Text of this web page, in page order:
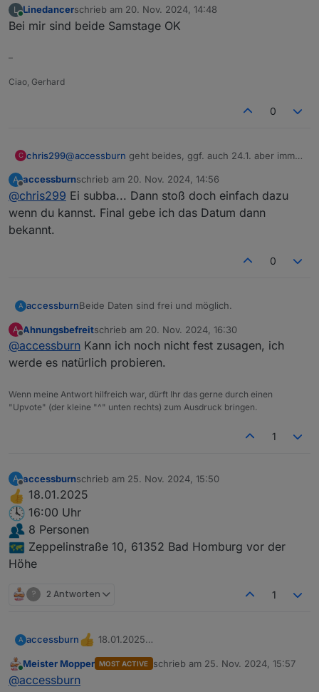
L
Online
Linedancerschrieb am 20. Nov. 2024, 14:48
zuletzt editiert von
Bei mir sind beide Samstage OK
–
Ciao, Gerhard
0
C chris299@accessburn geht beides, ggf. auch 24.1. aber immer
A
Offline
accessburnschrieb am 20. Nov. 2024, 14:56
zuletzt editiert von
@chris299 Ei subba... Dann stoß doch einfach dazu
wenn du kannst. Final gebe ich das Datum dann
bekannt.
0
A accessburnBeide Daten sind frei und möglich.
@chris299 und@ Ahnungsbefreit, möchtet ihr
nochmal schauen ob es evtl. am 18.01. oder 25.01.
möglich wäre?
A Ahnungsbefreitschrieb am 20. Nov. 2024, 16:30
zuletzt editiert von
@accessburn Kann ich noch nicht fest zusagen, ich
werde es natürlich probieren.
Wenn meine Antwort hilfreich war, dürft Ihr das gerne durch einen
"Upvote" (der kleine "^" unten rechts) zum Ausdruck bringen.
1
A
Offline
accessburnschrieb am 25. Nov. 2024, 15:50
zuletzt editiert von
18.01.2025
16:00 Uhr
8 Personen
Zeppelinstraße 10, 61352 Bad Homburg vor der
Höhe
? 2 Antworten 1
A accessburn
18.01.2025
8 Personen
Meister Mopper MOST ACTIVE schrieb am 25. Nov. 2024, 15:57
zuletzt editiert von
@accessburn